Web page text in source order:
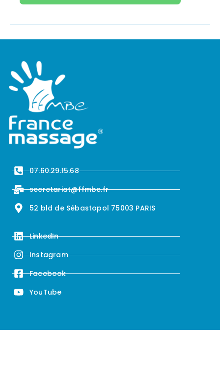
07.60.29.15.68
secretariat@ffmbe.fr
52 bld de Sébastopol 75003 PARIS
LinkedIn
Instagram
Facebook
YouTube